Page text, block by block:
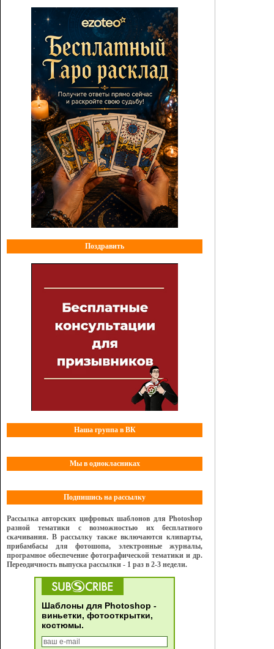
Поздравить
Наша группа в ВК
Мы в однокласниках
Подпишись на рассылку
Рассылка авторских цифровых шаблонов для Photoshop
разной тематики с возможностью их бесплатного
скачивания. В рассылку также включаются клипарты,
прибамбасы для фотошопа, электронные журналы,
програмное обеспечение фотографической тематики и др.
Переодичность выпуска рассылки - 1 раз в 2-3 недели.
Шаблоны для Photoshop -
виньетки, фотооткрытки,
костюмы.